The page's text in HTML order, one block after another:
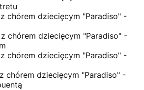
chórem dziecięcym "Paradiso" -
z chórem dziecięcym "Paradiso" -
chórem dziecięcym "Paradiso" -
chórem dziecięcym "Paradiso" -